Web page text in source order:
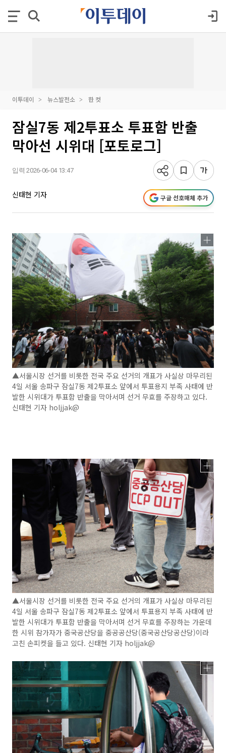
이투데이 뉴스발전소 한 컷
잠실7동 제2투표소 투표함 반출
막아선 시위대 [포토로그]
입력 2026-06-04 13:47
신태현 기자 구글 선호매체 추가
▲서울시장 선거를 비롯한 전국 주요 선거의 개표가 사실상 마무리된
4일 서울 송파구 잠실7동 제2투표소 앞에서 투표용지 부족 사태에 반
발한 시위대가 투표함 반출을 막아서며 선거 무효를 주장하고 있다.
신태현 기자 holjjak@
▲서울시장 선거를 비롯한 전국 주요 선거의 개표가 사실상 마무리된
4일 서울 송파구 잠실7동 제2투표소 앞에서 투표용지 부족 사태에 반
발한 시위대가 투표함 반출을 막아서며 선거 무효를 주장하는 가운데
한 시위 참가자가 중국공산당을 중공공산당(중국공산당공산당)이라
고친 손피켓을 들고 있다. 신태현 기자 holjjak@